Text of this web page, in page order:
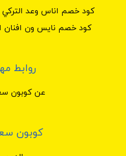
كود خصم اناس وعد التركي 15% بدون حد
كود خصم نايس ون افنان
روابط
عن كوبون
كوبون